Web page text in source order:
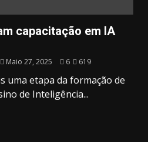
capacitação em IA
Maio 27, 2025 6 619
uma etapa da formação de
de Inteligência...